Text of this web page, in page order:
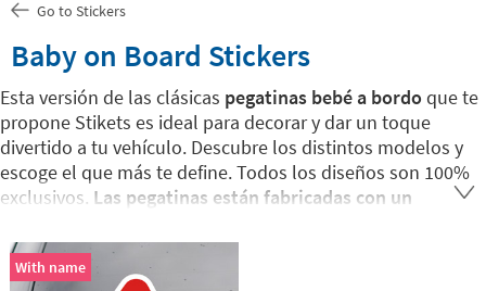
Go to Stickers
Baby on Board Stickers
Esta versión de las clásicas pegatinas bebé a bordoque te
propone Stikets es ideal para decorar y dar un toque
divertido a tu vehículo. Descubre los distintos modelos y
escoge el que más te define. Todos los diseños son 100%
exclusivos. Las pegatinas están fabricadas con un
cualquier superficie limpia y seca de forma fácil y rápida.
With name